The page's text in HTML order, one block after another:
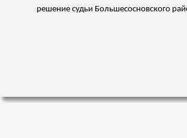
решение судьи Большесосновского